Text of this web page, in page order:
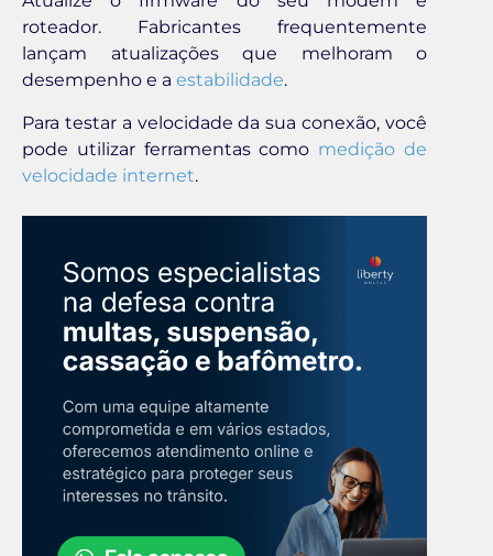
roteador. Fabricantes frequentemente
lançam atualizações que melhoram o
desempenho e a estabilidade.
Para testar a velocidade da sua conexão, você
pode utilizar ferramentas como medição de
velocidade internet.